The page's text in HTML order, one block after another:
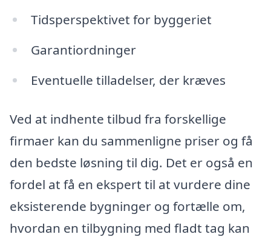
Tidsperspektivet for byggeriet
Garantiordninger
Eventuelle tilladelser, der kræves
Ved at indhente tilbud fra forskellige
firmaer kan du sammenligne priser og få
den bedste løsning til dig. Det er også en
fordel at få en ekspert til at vurdere dine
eksisterende bygninger og fortælle om,
hvordan en tilbygning med fladt tag kan